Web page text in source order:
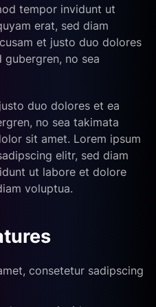
tempor invidunt ut
erat, sed diam
et justo duo dolores
no sea
duo dolores et ea
no sea takimata
sit amet. Lorem ipsum
elitr, sed diam
ut labore et dolore
voluptua.
consetetur sadipscing